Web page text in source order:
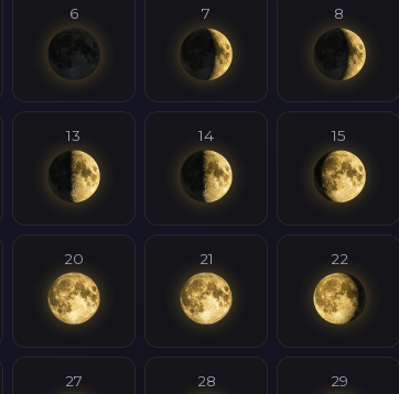
6 7 8
13 14 15
20 21 22
27 28 29